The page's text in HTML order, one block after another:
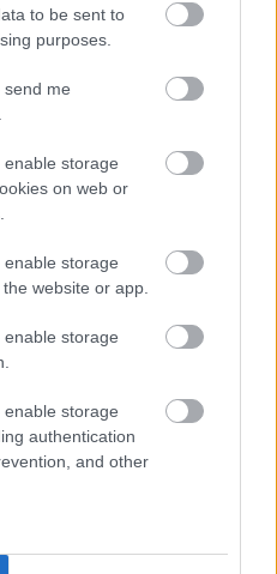
to be sent to
purposes.
send me
storage
on web or
storage
website or app.
storage
storage
authentication
and other
a Honor 80 GT 4800
rendelkezik, amelyet 66
kapacitással
használat mellett egy
illeti, 9-12 óra az
funkció lehetővé
feltöltését üresről 50
alatt. Így nem kell
kell várnod, amíg az
és kedvező árak
ujjlenyomat-érzékelő